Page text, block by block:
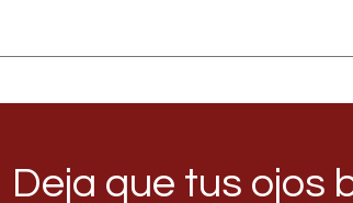
Deja que tus ojos